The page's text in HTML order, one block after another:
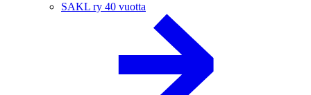
SAKL ry 40 vuotta